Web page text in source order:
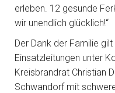
erleben. 12 gesunde
wir unendlich glücklich!“
Der Dank der Familie
Einsatzleitungen unter
Kreisbrandrat Christian
Schwandorf mit